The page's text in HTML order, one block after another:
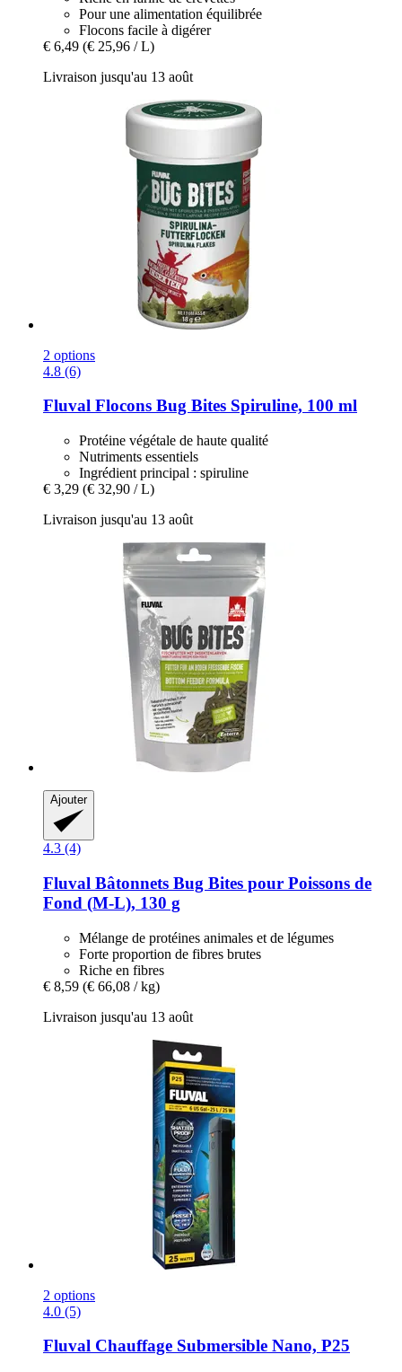
Pour une alimentation équilibrée
Flocons facile à digérer
€ 6,49 (€ 25,96 / L)
Livraison jusqu'au 13 août
2 options
4.8 (6)
Fluval Flocons Bug Bites Spiruline, 100 ml
Protéine végétale de haute qualité
Nutriments essentiels
Ingrédient principal : spiruline
€ 3,29 (€ 32,90 / L)
Livraison jusqu'au 13 août
Ajouter
4.3 (4)
Fluval Bâtonnets Bug Bites pour Poissons de
Fond (M-​L), 130 g
Mélange de protéines animales et de légumes
Forte proportion de fibres brutes
Riche en fibres
€ 8,59 (€ 66,08 / kg)
Livraison jusqu'au 13 août
2 options
4.0 (5)
Fluval Chauffage Submersible Nano, P25